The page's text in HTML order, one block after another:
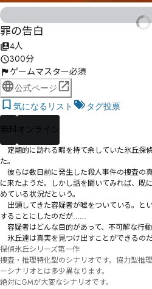
罪の告白
4人
300分
ゲームマスター必須
公式ページ
気になるリスト
タグ投票
無料 オンライン
定期的に訪れる暇を持て余していた氷丘探
た。
彼らは数日前に発生した殺人事件の捜査の
に来たようだ。しかし話を聞いてみれば、既
めている状況だという。
出頭してきた容疑者が嘘をついている。と
することにしたのだが……
容疑者はどんな目的があって、不可解な行
氷丘達は真実を見つけ出すことができるの
探偵氷丘シリーズ第一作
捜査・推理特化型のシナリオです。協力型推
ーシナリオとは多少異なります。
絶対にGMが大変なシナリオです。